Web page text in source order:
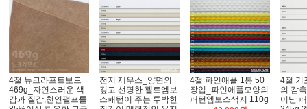
4절 뉴크라프트보드
469g_자연스러운 색
감과 질감,천연펄프를
전지 제우스_양면의
깊고 선명한 펠트엠보
스패턴이 주는 투박한
4절 파인애플 1봉 50
장입_파인애플모양의
패턴엠보스색지 110g
4절 기
의 감
어난